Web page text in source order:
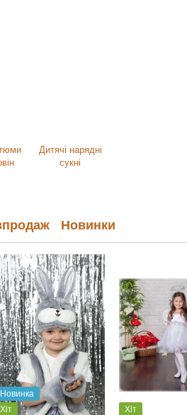
Дитячі нарядні
сукні
Новинки
Новинка
Хіт
Хіт